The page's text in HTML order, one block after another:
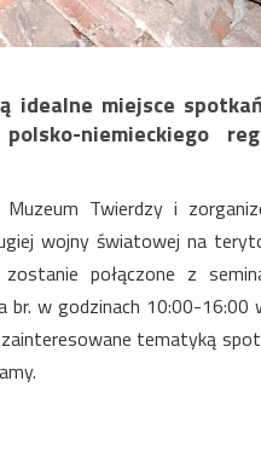
idealne miejsce
niemieckiego
Twierdzy i
wojny światowej na
połączone z
br. w godzinach 10:00-16:00
tematyką